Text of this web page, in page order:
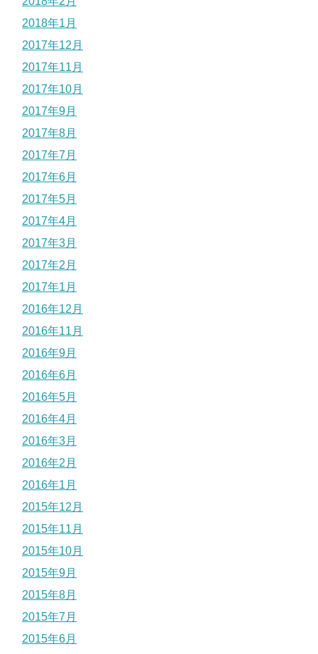
2018年1月
2017年12月
2017年11月
2017年10月
2017年9月
2017年8月
2017年7月
2017年6月
2017年5月
2017年4月
2017年3月
2017年2月
2017年1月
2016年12月
2016年11月
2016年9月
2016年6月
2016年5月
2016年4月
2016年3月
2016年2月
2016年1月
2015年12月
2015年11月
2015年10月
2015年9月
2015年8月
2015年7月
2015年6月